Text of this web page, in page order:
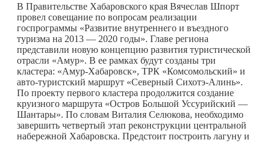
В Правительстве Хабаровского края Вячеслав Шпорт
провел совещание по вопросам реализации
госпрограммы «Развитие внутреннего и въездного
туризма на 2013 — 2020 годы». Главе региона
представили новую концепцию развития туристической
отрасли «Амур». В ее рамках будут созданы три
кластера: «Амур-Хабаровск», ТРК «Комсомольский» и
авто-туристский маршрут «Северный Сихотэ-Алинь».
По проекту первого кластера продолжится создание
круизного маршрута «Остров Большой Уссурийский —
Шантары». По словам Виталия Селюкова, необходимо
завершить четвертый этап реконструкции центральной
набережной Хабаровска. Предстоит построить лагуну и